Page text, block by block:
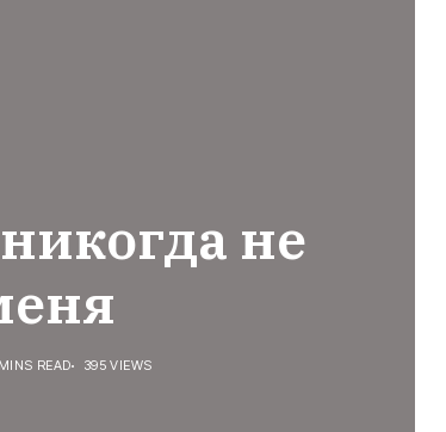
не
READ 395 VIEWS